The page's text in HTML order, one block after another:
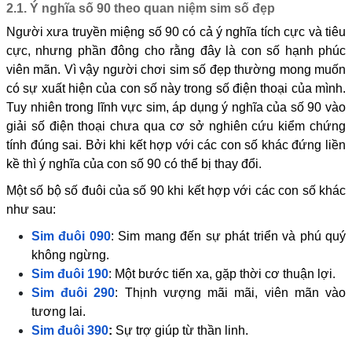
2.1. Ý nghĩa số 90 theo quan niệm sim số đẹp
Người xưa truyền miệng số 90 có cả ý nghĩa tích cực và tiêu
cực, nhưng phần đông cho rằng đây là con số hạnh phúc
viên mãn. Vì vậy người chơi sim số đẹp thường mong muốn
có sự xuất hiện của con số này trong số điện thoại của mình.
Tuy nhiên trong lĩnh vực sim, áp dụng ý nghĩa của số 90 vào
giải số điện thoại chưa qua cơ sở nghiên cứu kiểm chứng
tính đúng sai. Bởi khi kết hợp với các con số khác đứng liền
kề thì ý nghĩa của con số 90 có thể bị thay đổi.
Một số bộ số đuôi của số 90 khi kết hợp với các con số khác
như sau:
Sim đuôi 090: Sim mang đến sự phát triển và phú quý
không ngừng.
Sim đuôi 190: Một bước tiến xa, gặp thời cơ thuận lợi.
Sim đuôi 290: Thịnh vượng mãi mãi, viên mãn vào
tương lai.
Sim đuôi 390: Sự trợ giúp từ thần linh.